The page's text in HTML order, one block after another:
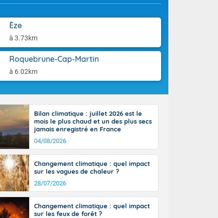
Èze
à 3.73km
Roquebrune-Cap-Martin
à 6.02km
de-
sont
sont
un peu
du pays,
étroite
du Massif
la
de bons
vent,
deux
entre 11
sur les
l'intérieur
vallée de
Bilan climatique : juillet 2026 est le
mois le plus chaud et un des plus secs
jamais enregistré en France
04/08/2026
Changement climatique : quel impact
sur les vagues de chaleur ?
28/07/2026
Changement climatique : quel impact
sur les feux de forêt ?